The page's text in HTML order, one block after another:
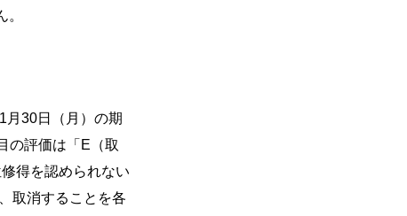
月30日（月）の期
の評価は「E（取
得を認められない
取消することを各